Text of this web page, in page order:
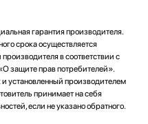
гарантия производителя.
срока осуществляется
в соответствии с
защите прав потребителей».
установленный производителем
принимает на себя
если не указано обратного.